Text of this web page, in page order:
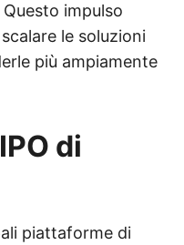
impulso
le soluzioni
più ampiamente
di
piattaforme di